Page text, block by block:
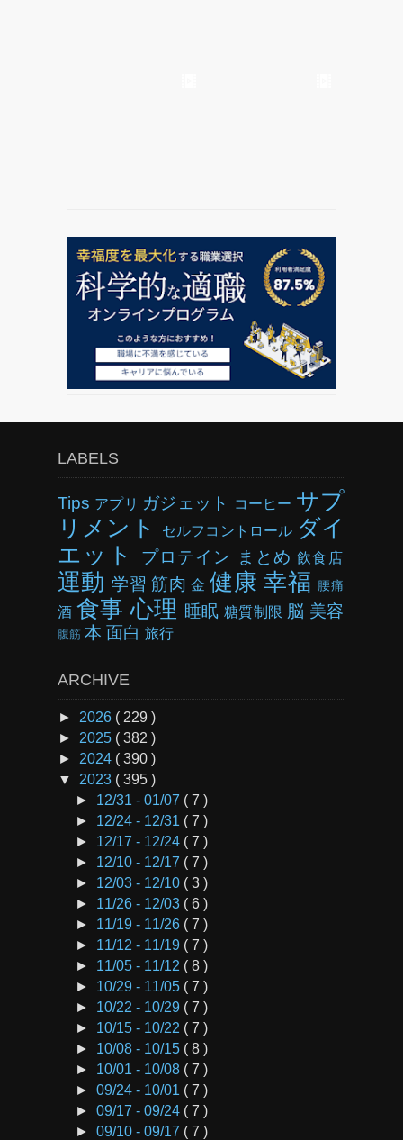
LABELS
Tips アプリ ガジェット コーヒー サプ
リメント
セルフコントロール ダイ
エット
プロテイン まとめ飲食店
運動学習筋肉金健康幸福 腰痛
酒 食事心理 睡眠糖質制限 脳 美容
腹筋 本 面白 旅行
ARCHIVE
► 2026 ( 229 )
► 2025 ( 382 )
► 2024 ( 390 )
▼ 2023 ( 395 )
► 12/31 - 01/07 ( 7 )
► 12/24 - 12/31 ( 7 )
► 12/17 - 12/24 ( 7 )
► 12/10 - 12/17 ( 7 )
► 12/03 - 12/10 ( 3 )
► 11/26 - 12/03 ( 6 )
► 11/19 - 11/26 ( 7 )
► 11/12 - 11/19 ( 7 )
► 11/05 - 11/12 ( 8 )
► 10/29 - 11/05 ( 7 )
► 10/22 - 10/29 ( 7 )
► 10/15 - 10/22 ( 7 )
► 10/08 - 10/15 ( 8 )
► 10/01 - 10/08 ( 7 )
►09/24 - 10/01 ( 7 )
►09/17 - 09/24 ( 7 )
►09/10 - 09/17 ( 7 )